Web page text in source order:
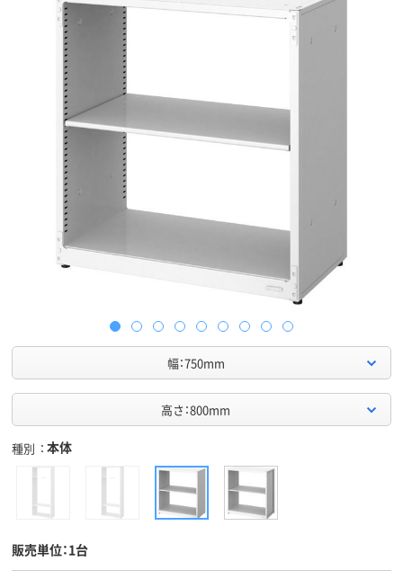
幅：750mm
高さ：800mm
種別 本体
販売単位：1台